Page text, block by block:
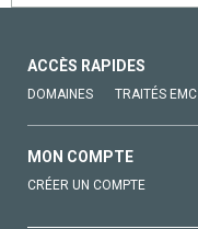
ACCÈS RAPIDES
DOMAINES TRAITÉS EMC
MON COMPTE
CRÉER UN COMPTE